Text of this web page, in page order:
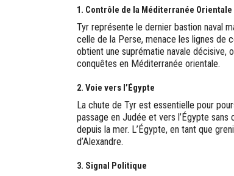
1. Contrôle de la Méditerranée Orientale
Tyr représente le dernier bastion naval
celle de la Perse, menace les lignes de
obtient une suprématie navale décisive,
conquêtes en Méditerranée orientale.
2. Voie vers l’Égypte
La chute de Tyr est essentielle pour
passage en Judée et vers l’Égypte
depuis la mer. L’Égypte, en tant que
d’Alexandre.
3. Signal Politique